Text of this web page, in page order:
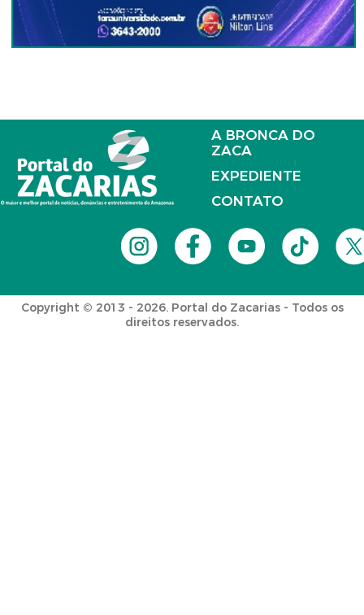
A BRONCA DO
ZACA
EXPEDIENTE
CONTATO
Copyright © 2013 - 2026. Portal do Zacarias - Todos os
direitos reservados.